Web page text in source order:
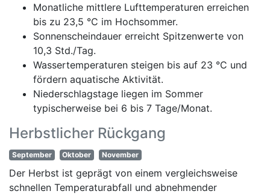
Monatliche mittlere Lufttemperaturen erreichen
bis zu 23,5 °C im Hochsommer.
Sonnenscheindauer erreicht Spitzenwerte von
10,3 Std./Tag.
Wassertemperaturen steigen bis auf 23 °C und
fördern aquatische Aktivität.
Niederschlagstage liegen im Sommer
typischerweise bei 6 bis 7 Tage/Monat.
Herbstlicher Rückgang
September Oktober November
Der Herbst ist geprägt von einem vergleichsweise
schnellen Temperaturabfall und abnehmender